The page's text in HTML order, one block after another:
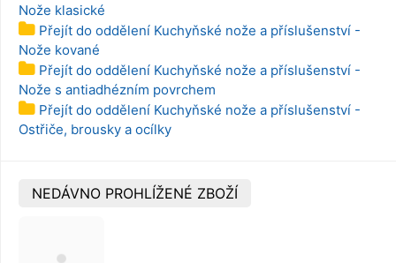
Nože klasické
Přejít do oddělení Kuchyňské nože a příslušenství -
Nože kované
Přejít do oddělení Kuchyňské nože a příslušenství -
Nože s antiadhézním povrchem
Přejít do oddělení Kuchyňské nože a příslušenství -
Ostřiče, brousky a ocílky
NEDÁVNO PROHLÍŽENÉ ZBOŽÍ